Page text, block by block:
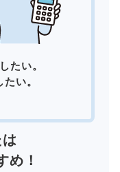
たい。
い。
め！